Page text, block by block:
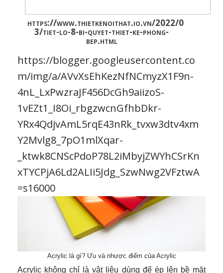
Acrylicngày càng được ưa chuông và sử dụng rộng
rãi trong thiết kế nội thất. Vậy Acrylic là gì? Tại sao nó
lại được ưa chuộng đến vậy. Bạn hãy cùng Tabibi tìm
hiểu về loại vật liệu này qua bài viết dưới đây nhé.
Acrylic là gì? Ưu và nhược điểm của Acrylic
Acrylic không chỉ là vật liệu dùng để ép lên bề mặt
https://www.thietkenoithat.io.vn/2022/0
3/thiet-ke-noi-that-theo-phong-cach-
nhat.html
https://blogger.googleusercontent.co
m/img/a/AVvXsEgr5pRK3WV3Dvwnm6I
OL50DX4U4cwvT6dFWTYYt7SRlSTu3ZH
gS6HdZ7yzdWw48X-
vHMLwvkubQiFf7JwGa94xbCMSr8ReES
s7vb1MZj1aBtI1C--
H2erWK9mS2fThaubIuoPGOBs-
un2it_hNeCxZ64zlYLHP8WWn_W5R9VM
hAQhPjarFgwbiSKS3TiA=s16000
https://www.thietkenoithat.io.vn/2022/0
3/tiet-lo-8-bi-quyet-thiet-ke-phong-
bep.html
https://blogger.googleusercontent.co
m/img/a/AVvXsEhKezNfNCmyzX1F9n-
4nL_LxPwzraJF456DcGh9aiizoS-
1vEZt1_I8Oi_rbgzwcnGfhbDkr-
YRx4QdjvAmL5rqE43nRk_tvxw3dtv4xm
Y2Mvlg8_7pO1mlXqar-
_ktwk8CNScPdoP78L2iMbyjZWYhCSrKn
xTYCPjA6Ld2ALIi5Jdg_SzwNwg2VFztwA
=s16000